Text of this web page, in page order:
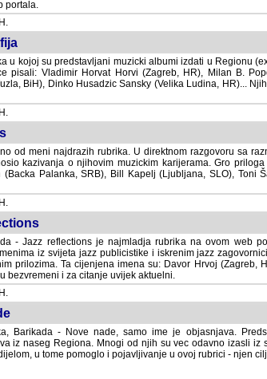
u kojoj su predstavljani muzicki albumi izdati u Regionu
Vladimir Horvat Horvi (Zagreb, HR), Milan B. Popovic
Dinko Husadzic Sansky (Velika Ludina, HR)... Njihovi
od meni najdrazih rubrika. U direktnom razgovoru sa
kazivanja o njihovim muzickim karijerama. Gro
Palanka, SRB), Bill Kapelj (Ljubljana, SLO), Toni
- Jazz reflections je najmladja rubrika na ovom web
iz svijeta jazz publicistike i iskrenim jazz
prilozima. Ta cijenjena imena su: Davor Hrvoj (Zagreb,
bezvremeni i za citanje uvijek aktuelni.
Barikada - Nove nade, samo ime je objasnjava.
iz naseg Regiona. Mnogi od njih su vec odavno izasli iz
u tome pomoglo i pojavljivanje u ovoj rubrici - njen cilj je